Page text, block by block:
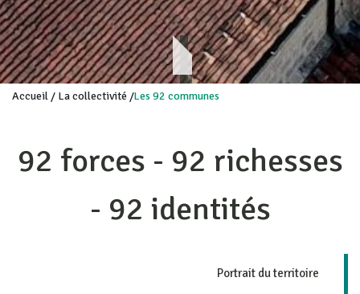
Accueil / La collectivité /Les 92 communes
92 forces - 92 richesses
- 92 identités
Portrait du territoire